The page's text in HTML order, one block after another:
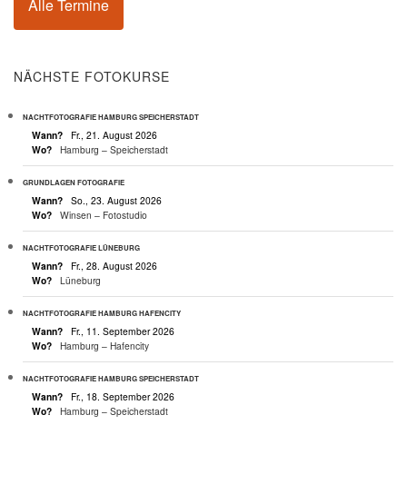
Alle Termine
NÄCHSTE FOTOKURSE
NACHTFOTOGRAFIE HAMBURG SPEICHERSTADT
Wann?
Fr., 21. August 2026
Wo?
Hamburg – Speicherstadt
GRUNDLAGEN FOTOGRAFIE
Wann?
So., 23. August 2026
Wo?
Winsen – Fotostudio
NACHTFOTOGRAFIE LÜNEBURG
Wann?
Fr., 28. August 2026
Wo?
Lüneburg
NACHTFOTOGRAFIE HAMBURG HAFENCITY
Wann?
Fr., 11. September 2026
Wo?
Hamburg – Hafencity
NACHTFOTOGRAFIE HAMBURG SPEICHERSTADT
Wann?
Fr., 18. September 2026
Wo?
Hamburg – Speicherstadt